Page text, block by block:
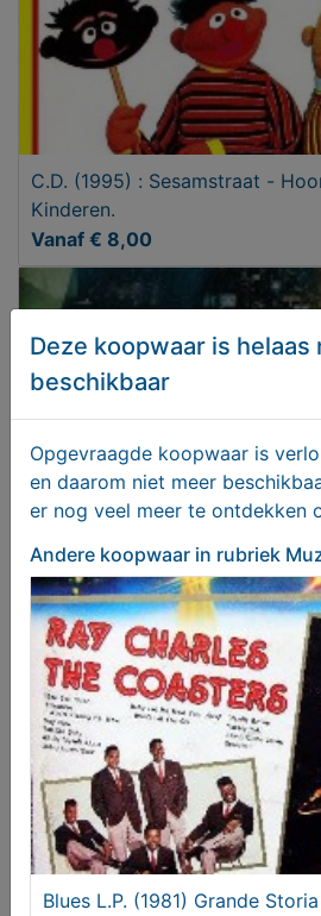
C.D. (1995) : Sesamstraat -
Kinderen.
Vanaf € 8,00
CSI Las Vegas Seizoen 8 (2-
€ 12,95
Deze koopwaar is helaas
beschikbaar
Opgevraagde koopwaar is
en daarom niet meer
er nog veel meer te ontdekken
Andere koopwaar in rubriek
Blues L.P. (1981) Grande